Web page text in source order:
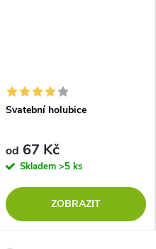
Svatební holubice
od 67 Kč
Skladem >5 ks
ZOBRAZIT